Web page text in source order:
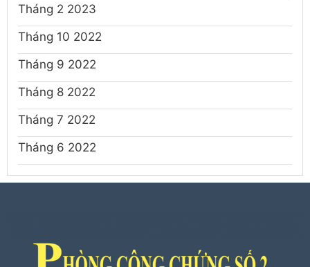
Tháng 2 2023
Tháng 10 2022
Tháng 9 2022
Tháng 8 2022
Tháng 7 2022
Tháng 6 2022